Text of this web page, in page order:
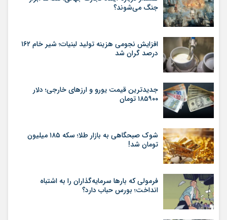
جنگ می‌شوند؟
افزایش نجومی هزینه تولید لبنیات؛ شیر خام ۱۶۲
درصد گران شد
جدیدترین قیمت یورو و ارزهای خارجی؛ دلار
۱۸۵۹۰۰ تومان
شوک صبحگاهی به بازار طلا؛ سکه ۱۸۵ میلیون
تومان شد!
فرمولی که بارها سرمایه‌گذاران را به اشتباه
انداخت؛ بورس حباب دارد؟